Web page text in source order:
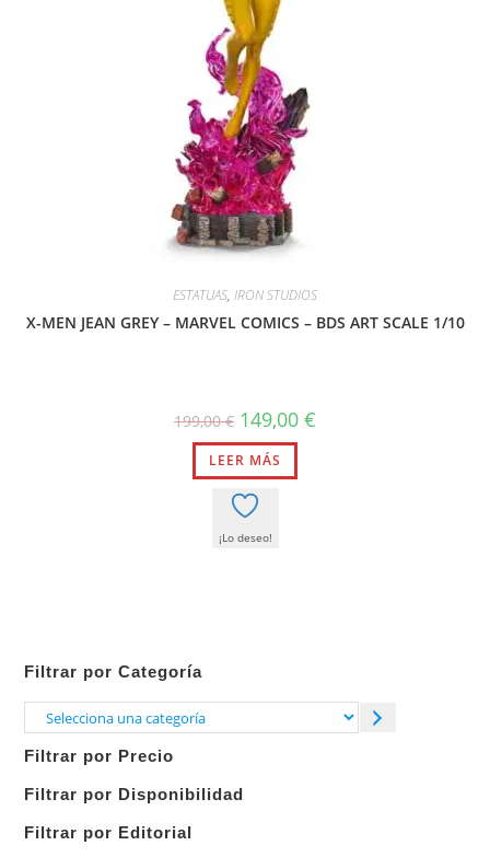
ESTATUAS, IRON STUDIOS
X-MEN JEAN GREY – MARVEL COMICS – BDS ART SCALE 1/10
199,00€ El
precio
original
era:
199,00 €.
149,00 €
LEER MÁS
¡Lo deseo!
Filtrar por Categoría
Selecciona
categoría
Filtrar por Precio
Filtrar por Disponibilidad
Filtrar por Editorial